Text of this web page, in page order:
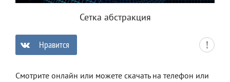
Сетка абстракция
Нравится
Смотрите онлайн или можете скачать на телефон или